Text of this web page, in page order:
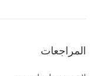
المراجعات